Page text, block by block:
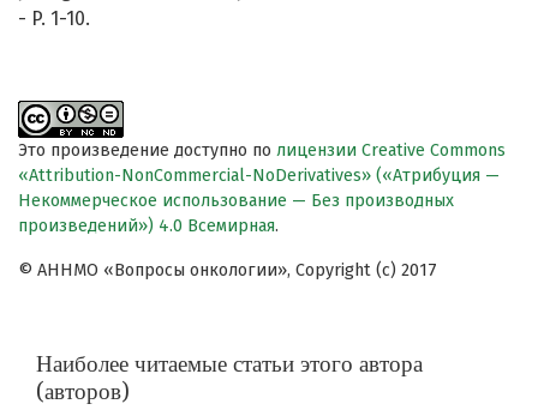
- P. 1-10.
Это произведение доступно по лицензии Creative Commons
«Attribution-NonCommercial-NoDerivatives» («Атрибуция —
Некоммерческое использование — Без производных
произведений») 4.0 Всемирная.
© АННМО «Вопросы онкологии», Copyright (c) 2017
Наиболее читаемые статьи этого автора
(авторов)